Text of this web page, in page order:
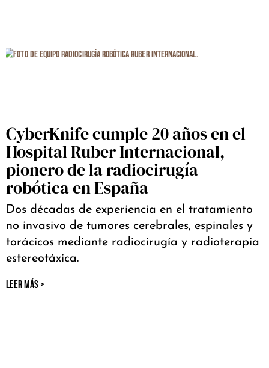
CyberKnife cumple 20 años en el
Hospital Ruber Internacional,
pionero de la radiocirugía
robótica en España
Dos décadas de experiencia en el tratamiento
no invasivo de tumores cerebrales, espinales y
torácicos mediante radiocirugía y radioterapia
estereotáxica.
LEER MÁS >